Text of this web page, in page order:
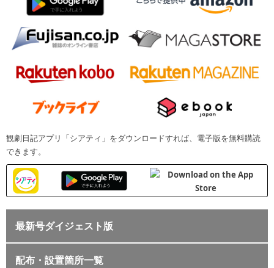
観劇日記アプリ「シアティ」をダウンロードすれば、電子版を無料購読
できます。
最新号ダイジェスト版
配布・設置箇所一覧